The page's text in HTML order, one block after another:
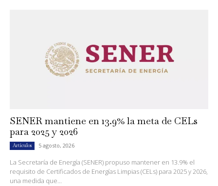
SENER mantiene en 13.9% la meta de CELs
para 2025 y 2026
Artículos 5 agosto, 2026
La Secretaría de Energía (SENER) propuso mantener en 13.9% el
requisito de Certificados de Energías Limpias (CELs) para 2025 y 2026,
una medida que...